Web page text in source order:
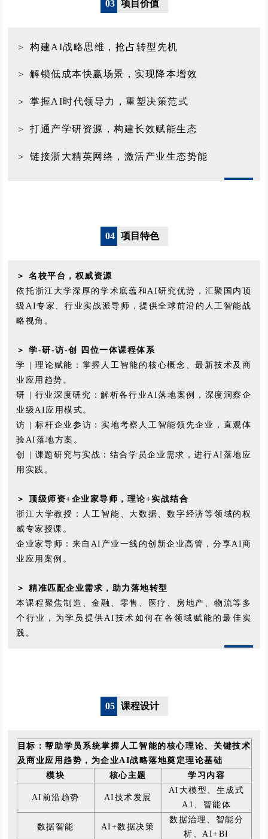
03 项目价值
＞构建AI战略思维，抢占转型先机
＞解锁低成本快赢场景，实现降本增效
＞掌握AI时代领导力，重塑决策范式
＞打通产学研资源，构建长效赋能生态
＞链接浙大精英网络，激活产业生态势能
04 项目特色
＞ 名校平台，权威资源
依托浙江大学深厚的学术底蕴和AI研究优势，汇聚国内顶
级AI专家、行业实战派导师，提供全球前沿的人工智能战
略视角。
＞
学-研-访-创 四位一体课程体系
学 | 理论赋能：掌握人工智能的核心概念、最新技术及商
业应用趋势 。
研 | 行业深度研究：解析各行业AI落地案例，深度洞察企
业级AI应用模式。
访 | 标杆企业参访：实地考察人工智能领先企业，直观体
验AI落地方案 。
创 | 课题研究与实战：结合学员企业需求，进行AI落地应
用实践 。
＞
顶级师资+企业家导师，理论+实战结合
浙江大学教授：人工智能、大数据、数字经济等领域的权
威专家授课 。
企业家导师：来自AI产业一线的创新企业高管，分享AI商
业应用案例 。
＞
精准匹配企业需求，助力落地转型
本课程聚焦制造、金融、零售、医疗、房地产、物流等多
个行业，为学员提供AI技术如何在各领域赋能的最佳实
践。
05 课程设计
目标：帮助学员系统掌握人工智能的核心理论、关键技术
及商业应用趋势，为企业AI战略落地奠定理论基础
模块
核心主题 学习内容
AI前沿趋势 AI技术发展
AI大模型、生成式
A1、智能体
数据智能 AI+数据决策
数据治理、智能分
析、AI+BI